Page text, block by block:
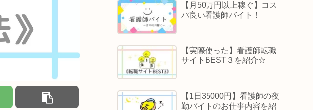
【月50万円以上稼ぐ】コス
パ良い看護師バイト！
【実際使った】看護師転職
サイトBEST３を紹介☆
【1日35000円】看護師の夜
勤バイトのお仕事内容を紹